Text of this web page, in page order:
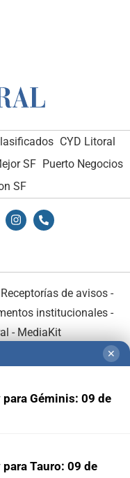
CYD Litoral
SF Puerto Negocios
SF
Receptorías de avisos -
institucionales-
- MediaKit
✕
Géminis: 09 de
Tauro: 09 de